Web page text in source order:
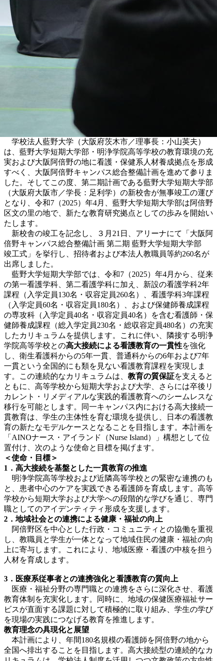
学校法人藍野大学（大阪府茨木市／理事長：小山英夫）
は、藍野大学短期大学部・明浄学院高等学校の教育環境の充
実および大阪阿倍野の地に看護・保健系人材養成拠点を形成
すべく、大阪阿倍野キャンパス総合整備計画を進めて参りま
した。そしてこの度、第二期計画である藍野大学短期大学部
（大阪府大阪市／学長：足利学）の新校舎が無事竣工の運び
となり、令和7（2025）年4月、藍野大学短期大学部は阿倍野
区文の里の地で、新たな教育研究拠点としての歩みを開始い
たします。
新校舎の竣工を記念し、３月21日、アリーナにて「大阪阿
倍野キャンパス総合整備計画 第二期 藍野大学短期大学部
竣工式」を挙行し、招待者および本法人教職員等約260名が
出席しました。
藍野大学短期大学部では、令和7（2025）年4月から、従来
の第一看護学科、第二看護学科に加え、新設の看護学科2年
課程（入学定員130名・収容定員260名）、看護学科3年課程
（入学定員60名・収容定員180名）、および保健師養成課程
の専攻科（入学定員40名・収容定員40名）を含む看護師・保
健師養成課程（総入学定員230名・総収容定員480名）の充実
したカリキュラムを提供します。これに伴い、隣接する明浄
学院高等学校との高大接続による看護教育の一貫性を強化
し、衛生看護科からの5年一貫、普通科からの6年および7年
一貫という全国的にも類を見ない看護教育課程を実現しま
す。この連続的なカリキュラムは、 教育の質保証を支えると
ともに、高等学校から短期大学および大学、さらには卒後リ
カレント・リメディアルな実践的看護教育へのシームレスな
移行を可能とします。同一キャンパス内における高大接続一
貫教育は、学生の主体性を育む環境を提供し、日本の看護教
育の新たなモデルケースとなることを目指します。本計画を
「AINOナース・アイランド（Nurse Island）」構想として位
置付け、次のような使命と目標を掲げます。
＜使命・目標＞
1 ．高大接続を基盤とした一貫教育の推進
明浄学院高等学校および近隣高等学校との緊密な連携のも
と、患者中心のケアを実践できる看護師を育成します。高等
学校から短期大学および大学への段階的な学びを通じ、専門
職としてのアイデンティティ形成を支援します。
2 ．地域社会との連携による健康・福祉の向上
阿倍野区を中心とした行政・コミュニティとの協働を重視
し、教職員と学生が一体となって地域住民の健康・福祉の向
上に寄与します。これにより、地域医療・看護の中核を担う
人材を育成します。
3 ．医療系従事者との連携強化と看護教育の質向上
医療・福祉分野の専門職との連携をさらに深化させ、看護
教育体制を充実化します。同時に、地域の保健医療福祉サー
ビスが直面する課題に対して積極的に取り組み、学生の学び
を現場の実践につなげる教育を推進します。
教育理念の具現化と展望
本計画により、年間180名規模の看護師を阿倍野の地から
全国へ排出することを目指します。高大接続型の連続的なカ